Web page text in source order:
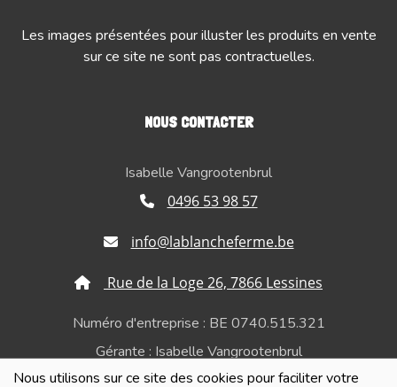
Nous utilisons sur ce site des cookies pour faciliter votre
Les images présentées pour illuster les produits en vente
sur ce site ne sont pas contractuelles.
NOUS CONTACTER
Isabelle Vangrootenbrul
0496 53 98 57
info@lablancheferme.be
Rue de la Loge 26, 7866 Lessines
Numéro d'entreprise : BE 0740.515.321
Gérante : Isabelle Vangrootenbrul